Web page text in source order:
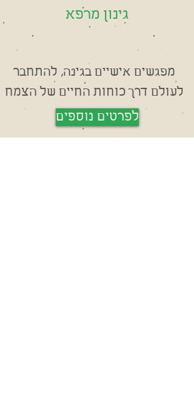
גינון מרפא
מפגשים אישיים בגינה, להתחבר
לעולם דרך כוחות החיים של הצמח
לפרטים נוספים